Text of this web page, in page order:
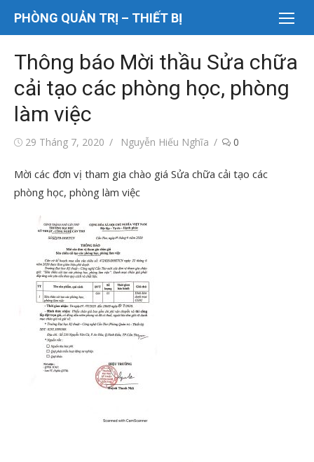
Chuyển
PHÒNG QUẢN TRỊ – THIẾT BỊ
Thông báo Mời thầu Sửa chữa
cải tạo các phòng học, phòng
làm việc
Đăng29 Tháng 7, 2020
Tác
Nguyễn Hiếu Nghĩa 0
Mời các đơn vị tham gia chào giá Sửa chữa cải tạo các
phòng học, phòng làm việc